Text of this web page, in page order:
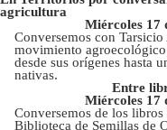
agricultura
Miércoles 17
Conversemos con
movimiento
desde sus orígenes hasta
nativas.
Entre
Miércoles 17
Conversemos de los
Biblioteca de Semillas de